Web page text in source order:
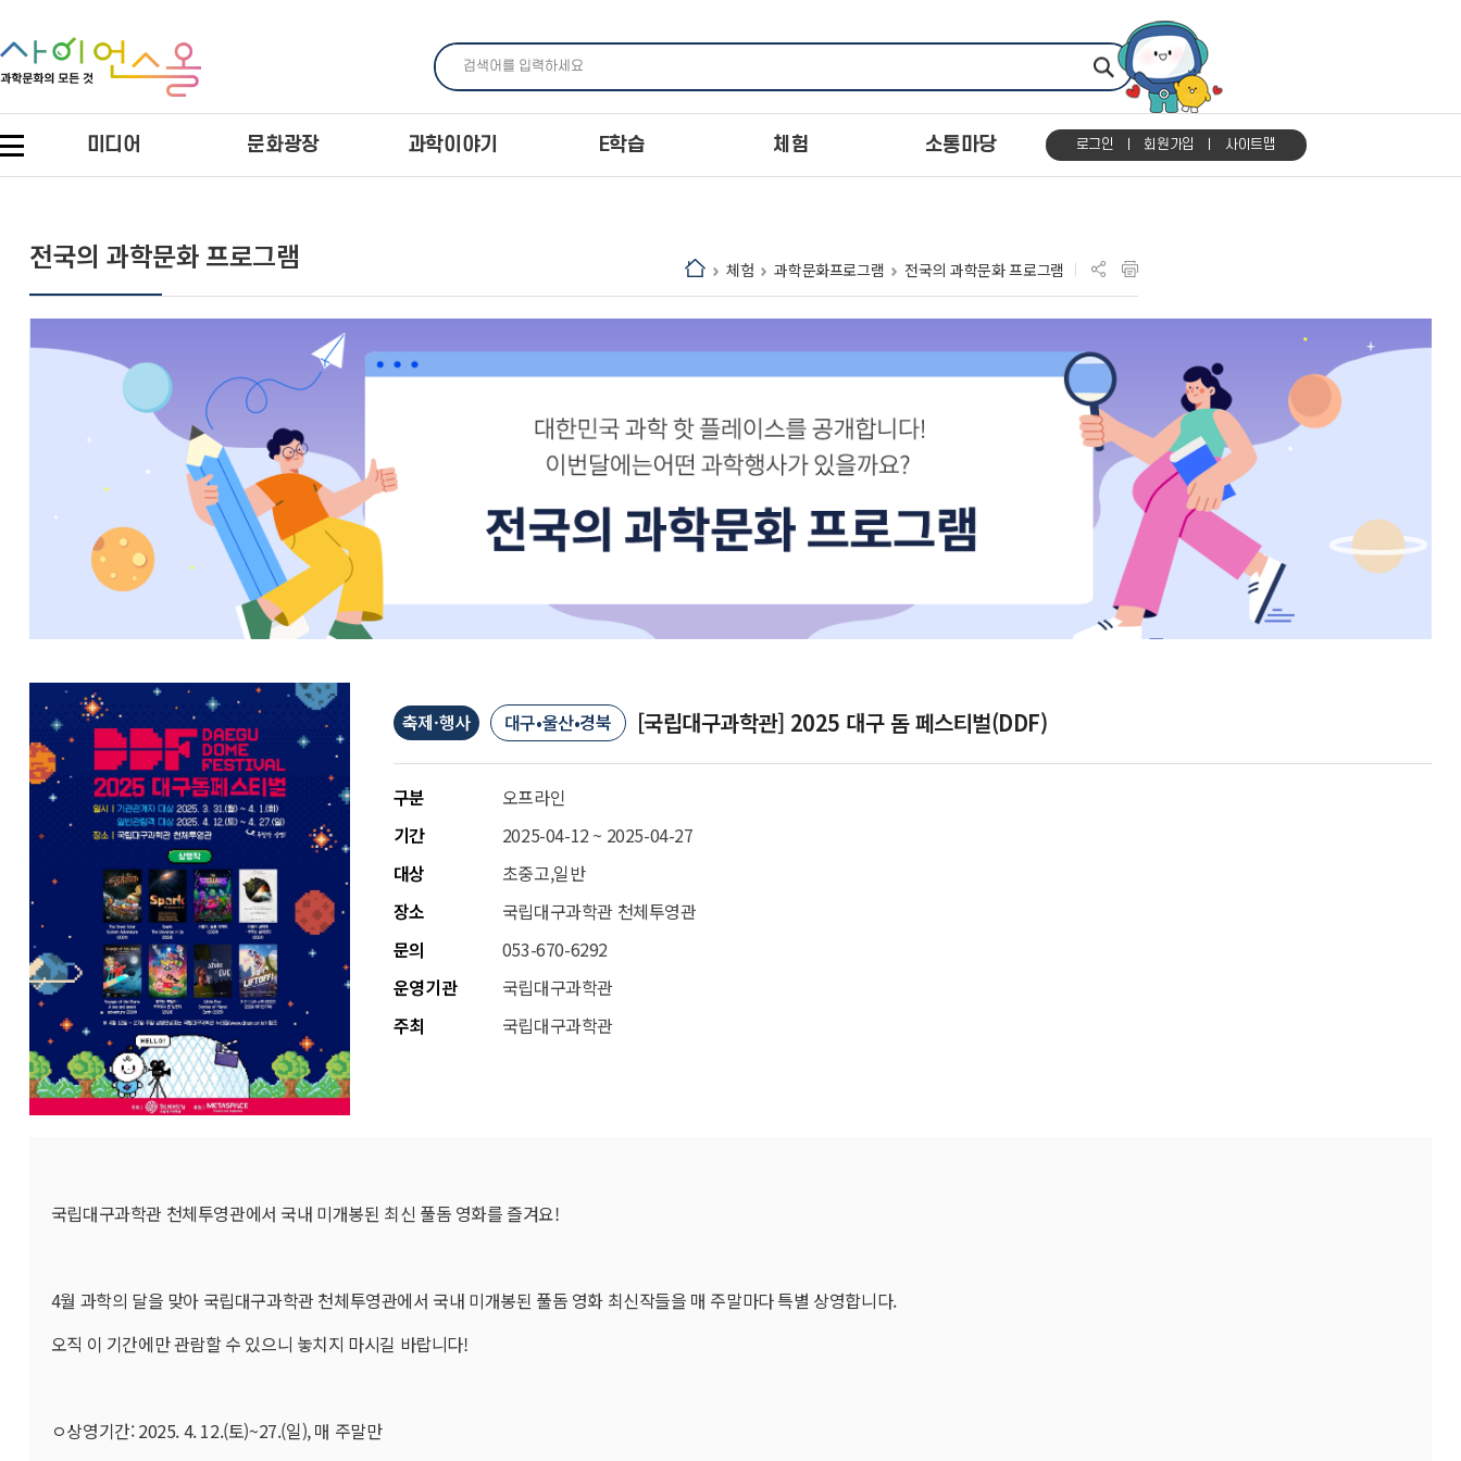
미디어 문화광장 과학이야기 E학습 체험 소통마당 로그인 회원가입 사이트맵
전국의 과학문화 프로그램 체험 과학문화프로그램 전국의 과학문화 프로그램
축제·행사 대구•울산•경북 [국립대구과학관] 2025 대구 돔 페스티벌(DDF)
구분
오프라인
기간
2025-04-12 ~ 2025-04-27
대상
초중고,일반
장소
국립대구과학관 천체투영관
문의
053-670-6292
운영기관
국립대구과학관
주최
국립대구과학관
국립대구과학관 천체투영관에서 국내 미개봉된 최신 풀돔 영화를 즐겨요!
4월 과학의 달을 맞아 국립대구과학관 천체투영관에서 국내 미개봉된 풀돔 영화 최신작들을 매 주말마다 특별 상영합니다.
오직 이 기간에만 관람할 수 있으니 놓치지 마시길 바랍니다!
ㅇ상영기간: 2025. 4. 12.(토)~27.(일), 매 주말만